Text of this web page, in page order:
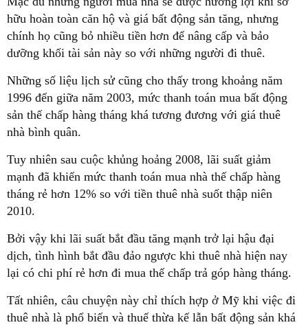
hữu hoàn toàn căn hộ và giá bất động sản tăng, nhưng
chính họ cũng bỏ nhiều tiền hơn để nâng cấp và bảo
dưỡng khối tài sản này so với những người đi thuê.
Những số liệu lịch sử cũng cho thấy trong khoảng năm
1996 đến giữa năm 2003, mức thanh toán mua bất động
sản thế chấp hàng tháng khá tương đương với giá thuê
nhà bình quân.
Tuy nhiên sau cuộc khủng hoảng 2008, lãi suất giảm
mạnh đã khiến mức thanh toán mua nhà thế chấp hàng
tháng rẻ hơn 12% so với tiền thuê nhà suốt thập niên
2010.
Bởi vậy khi lãi suất bắt đầu tăng mạnh trở lại hậu đại
dịch, tình hình bắt đầu đảo ngược khi thuê nhà hiện nay
lại có chi phí rẻ hơn đi mua thế chấp trả góp hàng tháng.
Tất nhiên, câu chuyện này chỉ thích hợp ở Mỹ khi việc đi
thuê nhà là phổ biến và thuế thừa kế lẫn bất động sản khá